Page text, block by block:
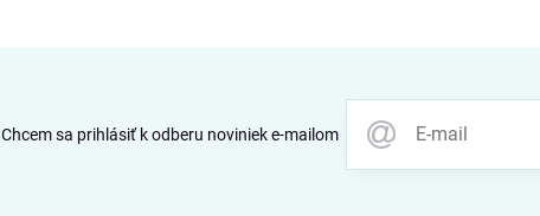
Chcem sa prihlásiť k odberu noviniek e-mailom